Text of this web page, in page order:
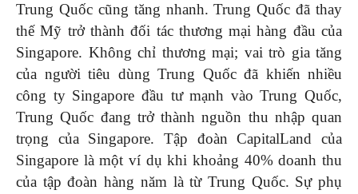
Trung Quốc cũng tăng nhanh. Trung Quốc đã thay
thế Mỹ trở thành đối tác thương mại hàng đầu của
Singapore. Không chỉ thương mại; vai trò gia tăng
của người tiêu dùng Trung Quốc đã khiến nhiều
công ty Singapore đầu tư mạnh vào Trung Quốc,
Trung Quốc đang trở thành nguồn thu nhập quan
trọng của Singapore. Tập đoàn CapitalLand của
Singapore là một ví dụ khi khoảng 40% doanh thu
của tập đoàn hàng năm là từ Trung Quốc. Sự phụ